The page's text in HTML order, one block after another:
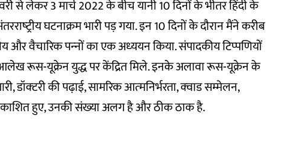
से लेकर 3 मार्च 2022 के बीच यानी 10 दिनों के भीतर हिंदी के
घटनाक्रम भारी पड़ गया. इन 10 दिनों के दौरान मैंने करीब
और वैचारिक पन्‍नों का एक अध्‍ययन किया. संपादकीय टिप्‍पणियों
रूस-यूक्रेन युद्ध पर केंद्रित मिले. इनके अलावा रूस-यूक्रेन के
की पढ़ाई, सामरिक आत्‍मनिर्भरता, क्‍वाड सम्‍मेलन,
हुए, उनकी संख्‍या अलग है और ठीक ठाक है.